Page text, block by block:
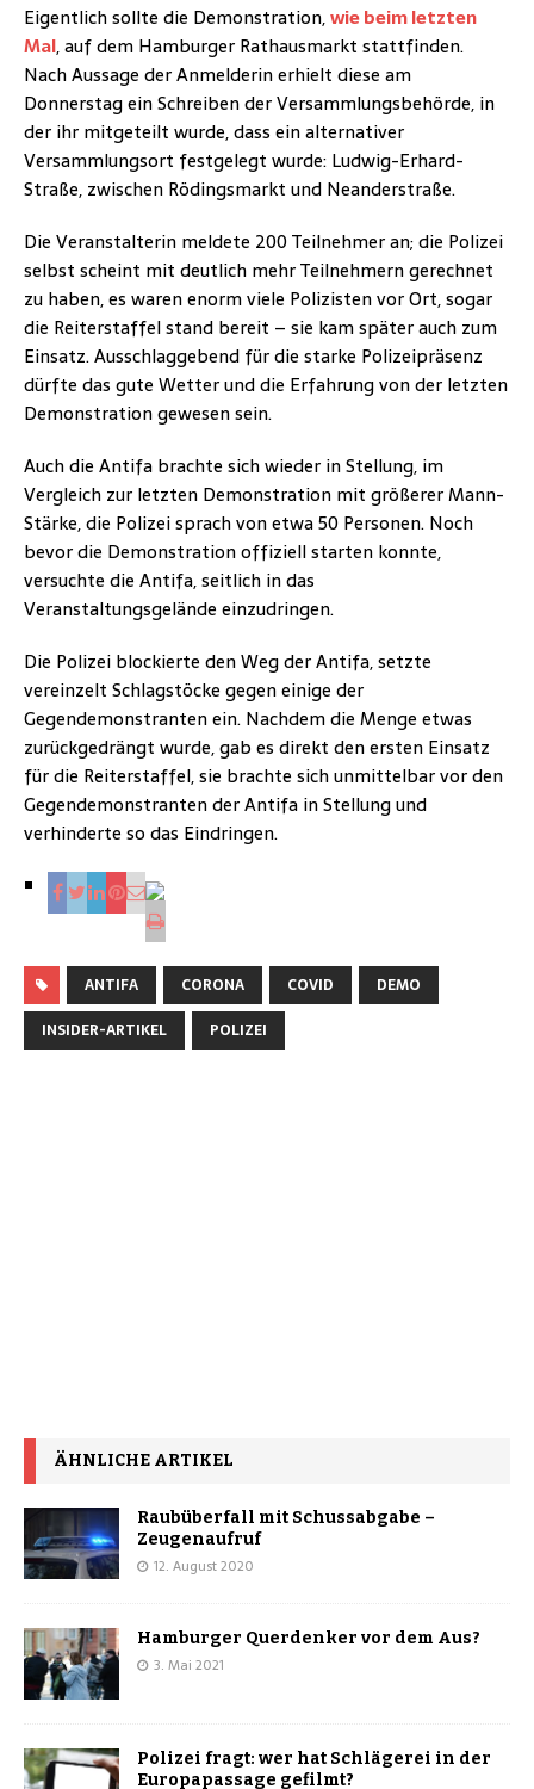
Eigentlich sollte die Demonstration,wie beim letzten
Mal, auf dem Hamburger Rathausmarkt stattfinden.
Nach Aussage der Anmelderin erhielt diese am
Donnerstag ein Schreiben der Versammlungsbehörde, in
der ihr mitgeteilt wurde, dass ein alternativer
Versammlungsort festgelegt wurde: Ludwig-Erhard-
Straße, zwischen Rödingsmarkt und Neanderstraße.
Die Veranstalterin meldete 200 Teilnehmer an; die Polizei
selbst scheint mit deutlich mehr Teilnehmern gerechnet
zu haben, es waren enorm viele Polizisten vor Ort, sogar
die Reiterstaffel stand bereit – sie kam später auch zum
Einsatz. Ausschlaggebend für die starke Polizeipräsenz
dürfte das gute Wetter und die Erfahrung von der letzten
Demonstration gewesen sein.
Auch die Antifa brachte sich wieder in Stellung, im
Vergleich zur letzten Demonstration mit größerer Mann-
Stärke, die Polizei sprach von etwa 50 Personen. Noch
bevor die Demonstration offiziell starten konnte,
versuchte die Antifa, seitlich in das
Veranstaltungsgelände einzudringen.
Die Polizei blockierte den Weg der Antifa, setzte
vereinzelt Schlagstöcke gegen einige der
Gegendemonstranten ein. Nachdem die Menge etwas
zurückgedrängt wurde, gab es direkt den ersten Einsatz
für die Reiterstaffel, sie brachte sich unmittelbar vor den
Gegendemonstranten der Antifa in Stellung und
verhinderte so das Eindringen.
ANTIFA CORONA COVID
DEMO
INSIDER-ARTIKEL
POLIZEI
ÄHNLICHE ARTIKEL
Raubüberfall mit Schussabgabe –
Zeugenaufruf
12. August 2020
Hamburger Querdenker vor dem Aus?
3. Mai 2021
Polizei fragt: wer hat Schlägerei in der
Europapassage gefilmt?